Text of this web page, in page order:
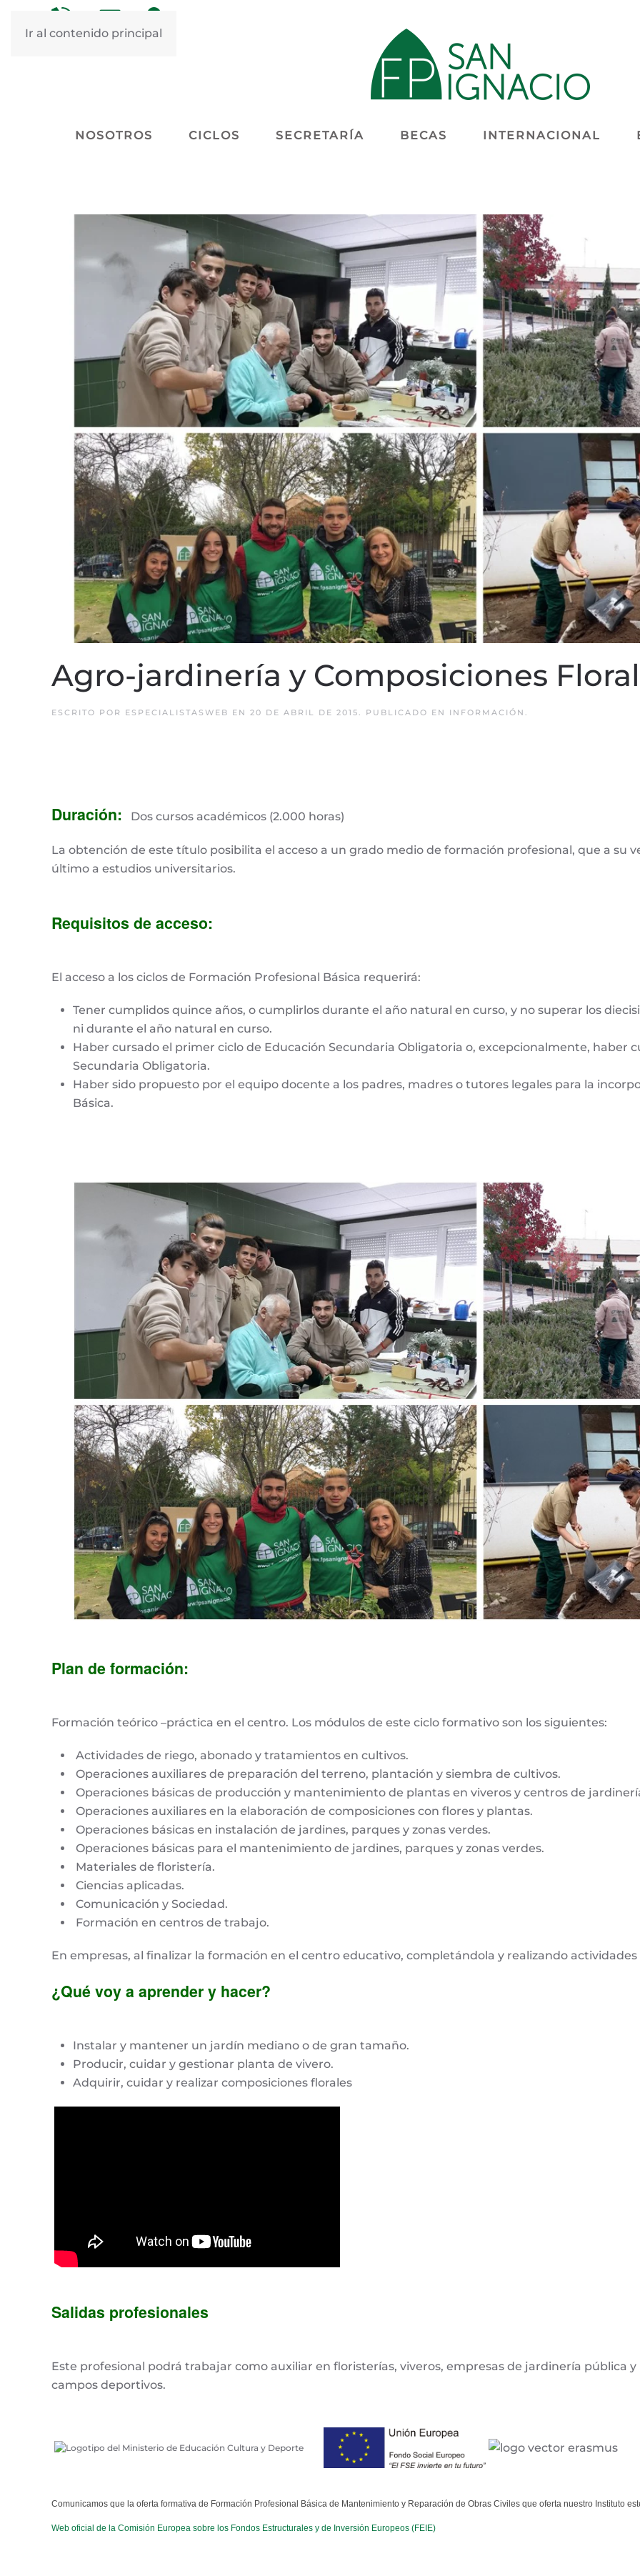
Ir al contenido principal
NOSOTROS CICLOS SECRETARÍA BECAS INTERNACIONAL
Agro-jardinería y Composiciones
ESCRITO POR ESPECIALISTASWEB EN 20 DE ABRIL DE 2015. PUBLICADO EN INFORMACIÓN .
Duración: Dos cursos académicos (2.000 horas)
La obtención de este título posibilita el acceso a un grado medio de formación profesional, que a su
último a estudios universitarios.
Requisitos de acceso:
El acceso a los ciclos de Formación Profesional Básica requerirá:
Tener cumplidos quince años, o cumplirlos durante el año natural en curso, y no superar los
ni durante el año natural en curso.
Haber cursado el primer ciclo de Educación Secundaria Obligatoria o, excepcionalmente, haber
Secundaria Obligatoria.
Haber sido propuesto por el equipo docente a los padres, madres o tutores legales para la
Básica.
Plan de formación:
Formación teórico –práctica en el centro. Los módulos de este ciclo formativo son los siguientes:
Actividades de riego, abonado y tratamientos en cultivos.
Operaciones auxiliares de preparación del terreno, plantación y siembra de cultivos.
Operaciones básicas de producción y mantenimiento de plantas en viveros y centros de
Operaciones auxiliares en la elaboración de composiciones con flores y plantas.
Operaciones básicas en instalación de jardines, parques y zonas verdes.
Operaciones básicas para el mantenimiento de jardines, parques y zonas verdes.
Materiales de floristería.
Ciencias aplicadas.
Comunicación y Sociedad.
Formación en centros de trabajo.
En empresas, al finalizar la formación en el centro educativo, completándola y realizando
¿Qué voy a aprender y hacer?
Instalar y mantener un jardín mediano o de gran tamaño.
Producir, cuidar y gestionar planta de vivero.
Adquirir, cuidar y realizar composiciones florales
Salidas profesionales
Este profesional podrá trabajar como auxiliar en floristerías, viveros, empresas de jardinería pública
campos deportivos.
Comunicamos que la oferta formativa de Formación Profesional Básica de Mantenimiento y Reparación de Obras Civiles que oferta nuestro Instituto
Web oficial de la Comisión Europea sobre los Fondos Estructurales y de Inversión Europeos (FEIE)